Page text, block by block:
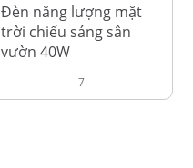
Đèn năng lượng mặt
trời chiếu sáng sân
vườn 40W
7